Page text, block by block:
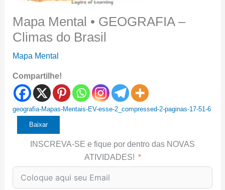
Mapa Mental • GEOGRAFIA –
Climas do Brasil
Mapa Mental
Compartilhe!
geografia-Mapas-Mentais-EV-esse-2_compressed-2-paginas-17-51-6
Baixar
INSCREVA-SE e fique por dentro das NOVAS
ATIVIDADES!